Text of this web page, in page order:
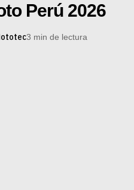
Perú 2026
3 min de lectura